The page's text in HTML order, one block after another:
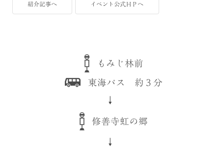
紹介記事へ イベント公式ＨＰへ
もみじ林前
東海バス 約３分
↓
修善寺虹の郷
↓